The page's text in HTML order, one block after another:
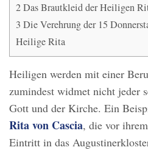
2Das Brautkleid der Heiligen
3 Die Verehrung der 15
Heilige Rita
Heiligen werden mit einer
zumindest widmet nicht jeder
Gott und der Kirche. Ein
Rita von Cascia, die vor
Eintritt in das